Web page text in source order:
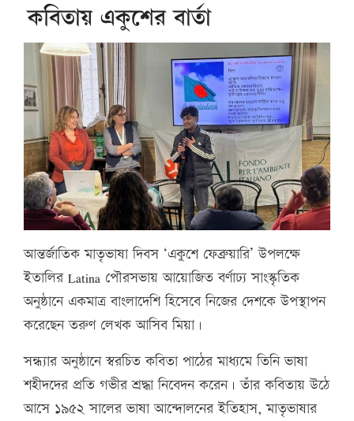
কবিতায় একুশের বার্তা
আন্তর্জাতিক মাতৃভাষা দিবস ‘একুশে ফেব্রুয়ারি’ উপলক্ষে
ইতালির Latina পৌরসভায় আয়োজিত বর্ণাঢ্য সাংস্কৃতিক
অনুষ্ঠানে একমাত্র বাংলাদেশি হিসেবে নিজের দেশকে উপস্থাপন
করেছেন তরুণ লেখক আসিব মিয়া।
সন্ধ্যার অনুষ্ঠানে স্বরচিত কবিতা পাঠের মাধ্যমে তিনি ভাষা
শহীদদের প্রতি গভীর শ্রদ্ধা নিবেদন করেন। তাঁর কবিতায় উঠে
আসে ১৯৫২ সালের ভাষা আন্দোলনের ইতিহাস, মাতৃভাষার